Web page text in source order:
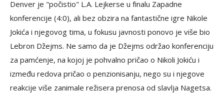
Denver je "počistio" L.A. Lejkerse u finalu Zapadne
konferencije (4:0), ali bez obzira na fantastične igre Nikole
Jokića i njegovog tima, u fokusu javnosti ponovo je više bio
Lebron Džejms. Ne samo da je Džejms održao konferenciju
za pamćenje, na kojoj je pohvalno pričao o Nikoli Jokiću i
između redova pričao o penzionisanju, nego su i njegove
reakcije više zanimale režisera prenosa od slavlja Nagetsa.